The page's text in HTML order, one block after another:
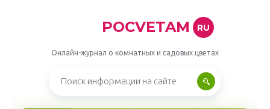
POCVETAM RU
Онлайн-журнал о комнатных и садовых цветах